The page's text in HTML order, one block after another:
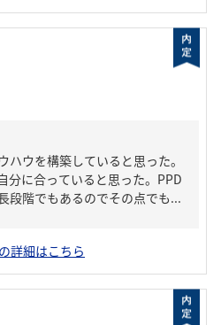
ウを構築していると思った。
分に合っていると思った。PPD
段階でもあるのでその点でも...
詳細はこちら